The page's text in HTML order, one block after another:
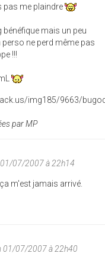
pas me plaindre
bénéfique mais un peu
ne perd même pas
!!!
par MP
07/2007 à 22h14
m'est jamais arrivé.
01/07/2007 à 22h40